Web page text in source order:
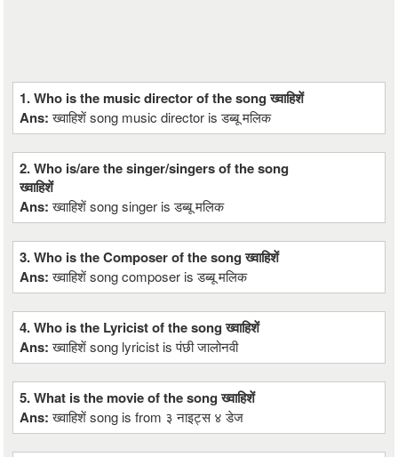
1. Who is the music director of the song ख्वाहिशें
Ans:ख्वाहिशें song music director is डब्बू मलिक
2. Who is/are the singer/singers of the song
ख्वाहिशें
Ans:ख्वाहिशें song singer is डब्बू मलिक
3. Who is the Composer of the song ख्वाहिशें
Ans:ख्वाहिशें song composer is डब्बू मलिक
4. Who is the Lyricist of the song ख्वाहिशें
Ans:ख्वाहिशें song lyricist is पंछी जालोनवी
5. What is the movie of the song ख्वाहिशें
Ans:ख्वाहिशें song is from ३ नाइट्स ४ डेज